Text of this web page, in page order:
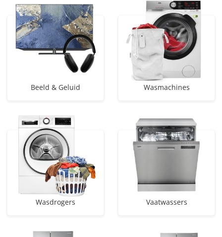
Beeld & Geluid Wasmachines
Wasdrogers Vaatwassers